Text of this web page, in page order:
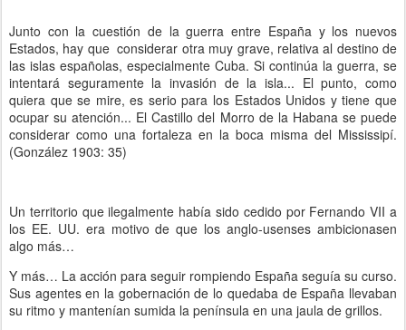
Junto con la cuestión de la guerra entre España y los nuevos
Estados, hay que considerar otra muy grave, relativa al destino de
las islas españolas, especialmente Cuba. Si continúa la guerra, se
intentará seguramente la invasión de la isla... El punto, como
quiera que se mire, es serio para los Estados Unidos y tiene que
ocupar su atención... El Castillo del Morro de la Habana se puede
considerar como una fortaleza en la boca misma del Mississipí.
(González 1903: 35)
Un territorio que ilegalmente había sido cedido por Fernando VII a
los EE. UU. era motivo de que los anglo-usenses ambicionasen
algo más…
Y más… La acción para seguir rompiendo España seguía su curso.
Sus agentes en la gobernación de lo quedaba de España llevaban
su ritmo y mantenían sumida la península en una jaula de grillos.